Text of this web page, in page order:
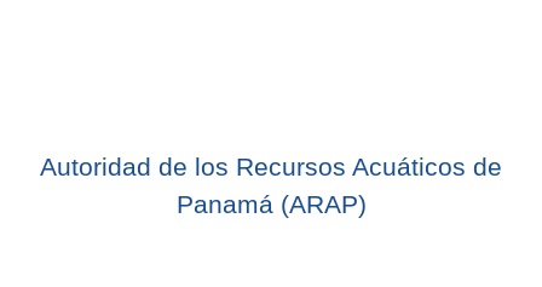
Autoridad de los Recursos Acuáticos de
Panamá (ARAP)